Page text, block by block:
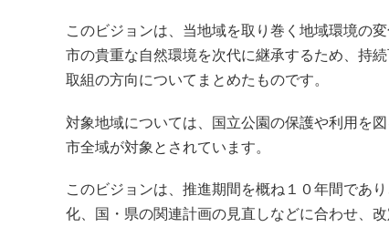
このビジョンは、当地域を取り巻く地域環境の
市の貴重な自然環境を次代に継承するため、持
取組の方向についてまとめたものです。
対象地域については、国立公園の保護や利用を
市全域が対象とされています。
このビジョンは、推進期間を概ね１０年間であ
化、国・県の関連計画の見直しなどに合わせ、